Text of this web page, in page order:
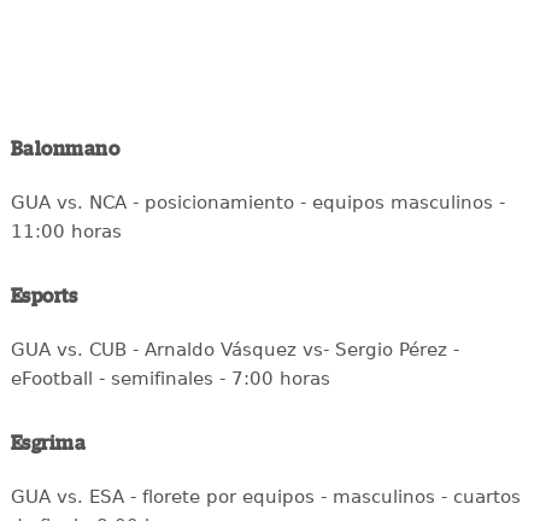
Balonmano
GUA vs. NCA - posicionamiento - equipos masculinos -
11:00 horas
Esports
GUA vs. CUB - Arnaldo Vásquez vs- Sergio Pérez -
eFootball - semifinales - 7:00 horas
Esgrima
GUA vs. ESA - florete por equipos - masculinos - cuartos